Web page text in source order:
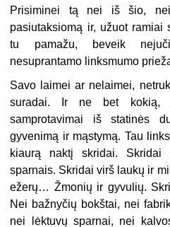
Prisiminei tą nei iš šio,
pasiutaksiomą ir, užuot ramiai
tu pamažu, beveik
nesuprantamo linksmumo
Savo laimei ar nelaimei,
suradai. Ir ne bet kokią,
samprotavimai iš statinės
gyvenimą ir mąstymą. Tau
kiaurą naktį skridai. Skridai
sparnais. Skridai virš laukų ir
ežerų… Žmonių ir gyvulių.
Nei bažnyčių bokštai, nei
nei lėktuvų sparnai, nei